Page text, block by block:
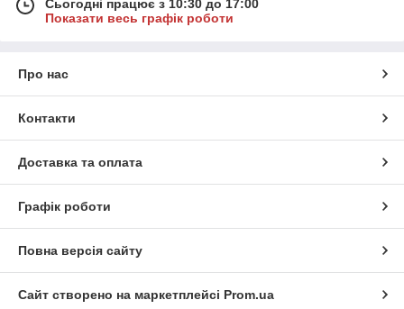
Сьогодні працює з 10:30 до 17:00
Показати весь графік роботи
Про нас
Контакти
Доставка та оплата
Графік роботи
Повна версія сайту
Сайт створено на маркетплейсі Prom.ua